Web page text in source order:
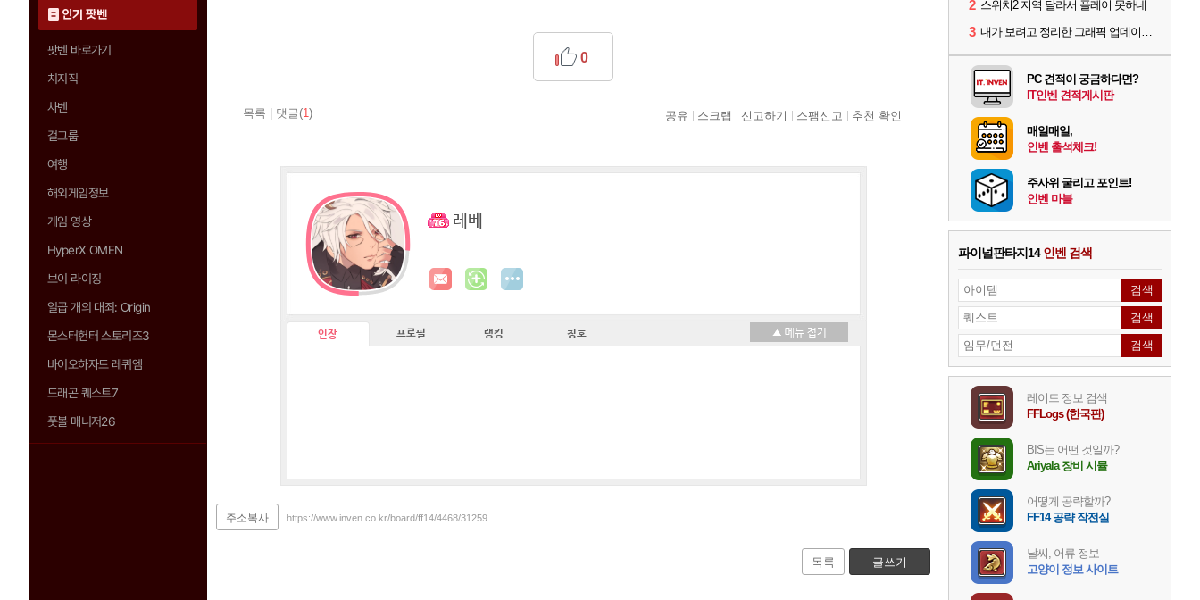
인기 팟벤
팟벤 바로가기
치지직
차벤
걸그룹
여행
해외게임정보
게임 영상
HyperX OMEN
브이 라이징
일곱 개의 대죄: Origin
몬스터헌터 스토리즈3
바이오하자드 레퀴엠
드래곤 퀘스트7
풋볼 매니저26
목록 댓글(1)
0
공유 스크랩 신고하기 스팸신고 추천 확인
레베
인장 프로필 랭킹 칭호
주소복사 https://www.inven.co.kr/board/ff14/4468/31259
목록 글쓰기
2 스위치2 지역 달라서 플레이 못하네
3 내가 보려고 정리한 그래픽 업데이트 의상 (*스포주의)
PC 견적이 궁금하다면?
IT인벤 견적게시판
매일매일,
인벤 출석체크!
주사위 굴리고 포인트!
인벤 마블
파이널판타지14인벤 검색
레이드 정보 검색
FFLogs (한국판)
BIS는 어떤 것일까?
Ariyala 장비 시뮬
어떻게 공략할까?
FF14 공략 작전실
날씨, 어류 정보
고양이 정보 사이트